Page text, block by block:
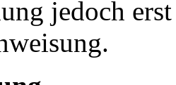
jedoch